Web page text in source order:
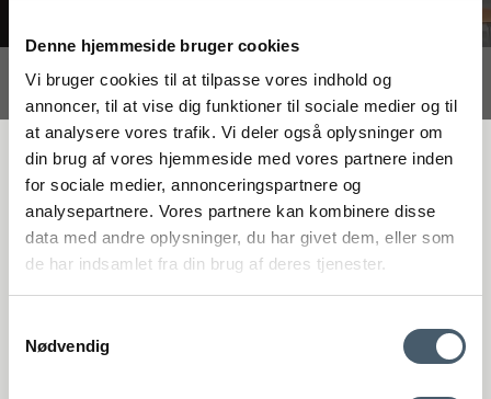
Denne hjemmeside bruger cookies
Vi bruger cookies til at tilpasse vores indhold og
annoncer, til at vise dig funktioner til sociale medier og til
at analysere vores trafik. Vi deler også oplysninger om
din brug af vores hjemmeside med vores partnere inden
for sociale medier, annonceringspartnere og
analysepartnere. Vores partnere kan kombinere disse
data med andre oplysninger, du har givet dem, eller som
de har indsamlet fra din brug af deres tjenester.
Nødvendig
Interiør A/S
Løsning
Højmarksvej 34
DK-8723 Løsning
(Google Maps)
Ry
Kyhnsvej 6
(Google Maps)
Viborg
FÅ 20 % RABATT
Få 20 % rabatt genom att prenumerera på vårt nyhetsbrev. *Din rabatt
kan inte användas på redan nedsatta varor eller produkter från
Rocket.